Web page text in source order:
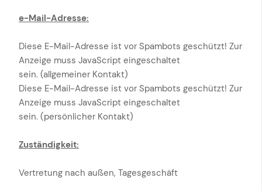
e-Mail-Adresse:
Diese E-Mail-Adresse ist vor Spambots geschützt! Zur
Anzeige muss JavaScript eingeschaltet
sein. (allgemeiner Kontakt)
Diese E-Mail-Adresse ist vor Spambots geschützt! Zur
Anzeige muss JavaScript eingeschaltet
sein. (persönlicher Kontakt)
Zuständigkeit:
Vertretung nach außen, Tagesgeschäft